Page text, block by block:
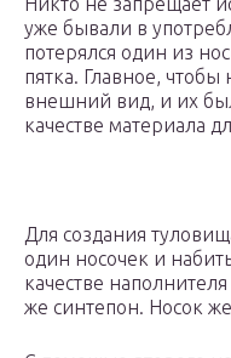
уже бывали в
потерялся один из
пятка. Главное,
внешний вид, и их
качестве материала
Для создания
один носочек и
качестве
же синтепон. Носок